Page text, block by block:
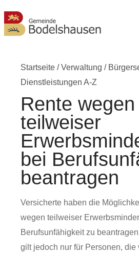
Startseite /Verwaltung /
Dienstleistungen A-Z
Rente wegen
teilweiser
bei
beantragen
Versicherte haben die
wegen teilweiser
Berufsunfähigkeit zu
gilt jedoch nur für Personen, die